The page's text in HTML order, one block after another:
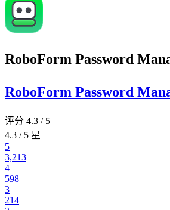
RoboForm Password
RoboForm Password
评分 4.3 / 5
4.3 / 5 星
5
3,213
4
598
3
214